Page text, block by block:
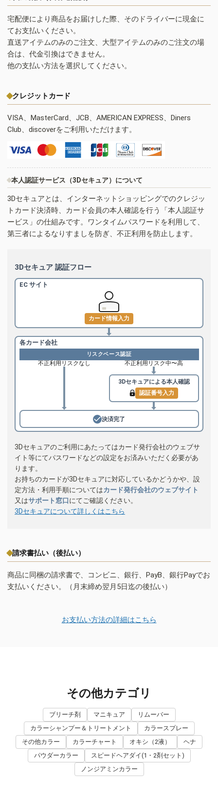
宅配便により商品をお届けした際、そのドライバーに現金に
てお支払いください。
直送アイテムのみのご注文、大型アイテムのみのご注文の場
合は、代金引換はできません。
他の支払い方法を選択してください。
クレジットカード
VISA、MasterCard、JCB、AMERICAN EXPRESS、Diners
Club、discoverをご利用いただけます。
本人認証サービス（3Dセキュア）について
3Dセキュアとは、インターネットショッピングでのクレジッ
トカード決済時、カード会員の本人確認を行う「本人認証サ
ービス」の仕組みです。ワンタイムパスワードを利用して、
第三者によるなりすましを防ぎ、不正利用を防止します。
3Dセキュア 認証フロー
EC サイト
カード情報入力
各カード会社
リスクベース認証
不正利用リスクなし 不正利用リスク中〜高
3Dセキュアによる本人確認
認証番号入力
決済完了
3Dセキュアのご利用にあたってはカード発行会社のウェブサ
イト等にてパスワードなどの設定をお済みいただく必要があ
ります。
お持ちのカードが3Dセキュアに対応しているかどうかや、設
定方法・利用手順についてはカード発行会社のウェブサイト
又はサポート窓口にてご確認ください。
3Dセキュアについて詳しくはこちら
請求書払い（後払い）
商品に同梱の請求書で、コンビニ、銀行、PayB、銀行Payでお
支払いください。（月末締め翌月5日迄の後払い）
お支払い方法の詳細はこちら
その他カテゴリ
ブリーチ剤 マニキュア
リムーバー
カラーシャンプー＆トリートメント
カラースプレー
その他カラー
カラーチャート オキシ（2液）
ヘナ
パウダーカラー
スピードヘアダイ(1・2剤セット)
ノンジアミンカラー